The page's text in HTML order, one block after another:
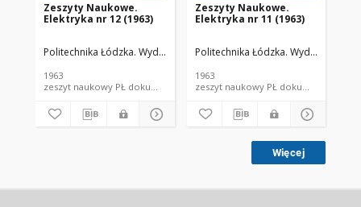
Zeszyty Naukowe.
Elektryka nr 12 (1963)
Politechnika Łódzka. Wydział Elektrotechniki, Elektroniki, Informatyki i
1963
zeszyt naukowy PŁ dokument piśmienniczy; dokument elektroniczny
Zeszyty Naukowe.
Elektryka nr 11 (1963)
Politechnika Łódzka. Wydział
1963
zeszyt naukowy PŁ
Więcej